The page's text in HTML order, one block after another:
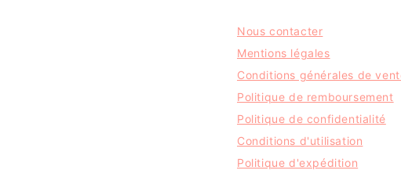
Nous contacter
Mentions légales
Conditions générales de
Politique de remboursement
Politique de confidentialité
Conditions d'utilisation
Politique d'expédition